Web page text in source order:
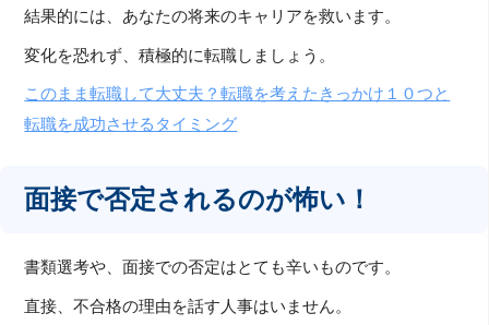
結果的には、あなたの将来のキャリアを救います。
変化を恐れず、積極的に転職しましょう。
このまま転職して大丈夫？転職を考えたきっかけ１０つと
転職を成功させるタイミング
面接で否定されるのが怖い！
書類選考や、面接での否定はとても辛いものです。
直接、不合格の理由を話す人事はいません。